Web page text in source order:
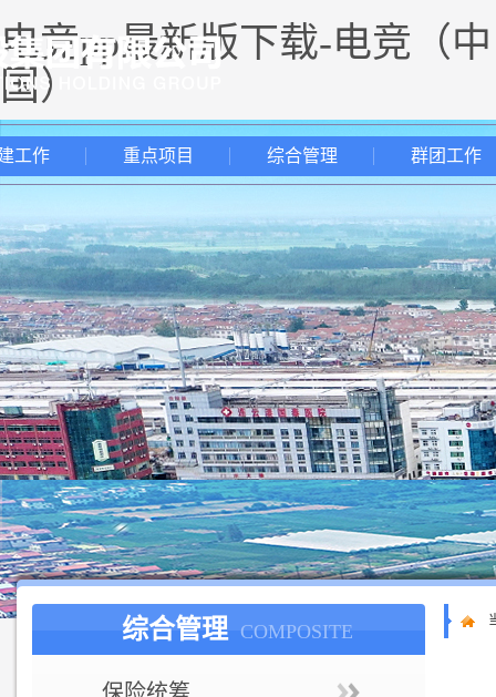
电竞pp最新版下载-电竞（中
国）
工作 重点项目 综合管理 群团工作
综合管理 COMPOSITE